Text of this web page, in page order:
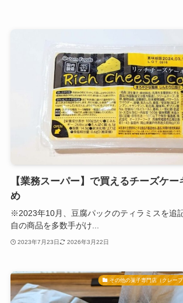
【業務スーパー】で買えるチーズケー
め
※2023年10月、豆腐パックのティラミスを追
自の商品を多数手がけ...
2023年7月23日 2026年3月22日
その他の菓子専門店（クレー